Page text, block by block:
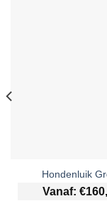
Hondenluik
Vanaf: €